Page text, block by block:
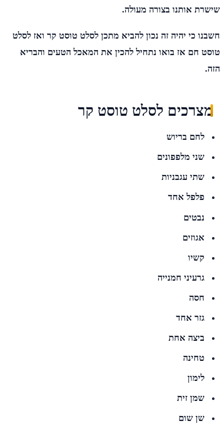
שישרת אותנו בצורה מעולה.
חשבנו כי יהיה זה נכון להביא מתכן לסלט טוסט קר ואז לסלט
טוסט חם אז בואו נתחיל להכין את המאכל הטעים והבריא
הזה.
מצרכים לסלט טוסט קר
לחם בריוש
שני מלפפונים
שתי עגבניות
פלפל אחד
נבטים
אגוזים
קשיו
גרעיני חמנייה
חסה
גזר אחד
ביצה אחת
טחינה
לימון
שמן זית
שן שום